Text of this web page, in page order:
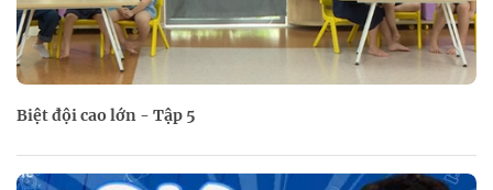
Biệt đội cao lớn - Tập 5